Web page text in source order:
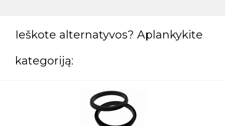
Ieškote alternatyvos? Aplankykite
kategoriją: